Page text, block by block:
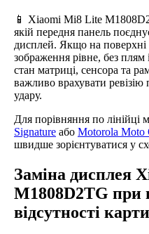
📱 Xiaomi Mi8 Lite
якій передня панель
дисплей. Якщо на поверхні
зображення рівне, без плям
стан матриці, сенсора та
важливо врахувати
удару.
Для порівняння по лінійці
Signature або Motorola Moto
швидше зорієнтуватися у
Заміна дисплея
M1808D2TG при
відсутності